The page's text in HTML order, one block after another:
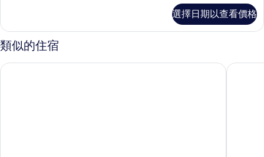
有
相
片
非
吸
煙
的
選擇日期以查看價格
類似的住宿
達席特坦尼關島渡假村 關島都